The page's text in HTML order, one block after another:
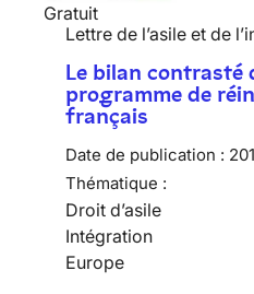
Gratuit
Lettre de l’asile et de
Le bilan contrasté
programme de
français
Date de publication :
Thématique :
Droit d’asile
Intégration
Europe